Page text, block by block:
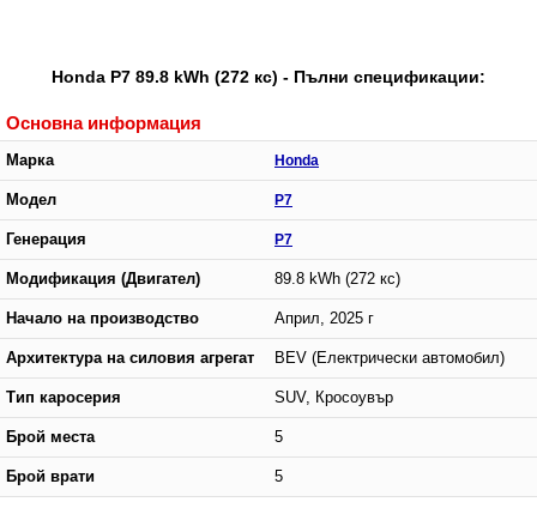
Honda P7 89.8 kWh (272 кс) - Пълни спецификации:
Основна информация
Марка Honda
Модел P7
Генерация P7
Модификация (Двигател) 89.8 kWh (272 кс)
Начало на производство Април, 2025 г
Архитектура на силовия агрегат BEV (Електрически автомобил)
Тип каросерия SUV, Кросоувър
Брой места 5
Брой врати 5